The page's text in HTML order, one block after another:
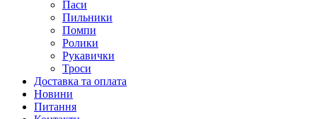
Паси
Пильники
Помпи
Ролики
Рукавички
Троси
Доставка та оплата
Новини
Питання